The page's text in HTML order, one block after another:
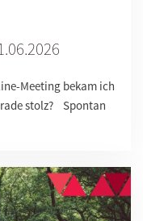
Meeting bekam ich
stolz? Spontan